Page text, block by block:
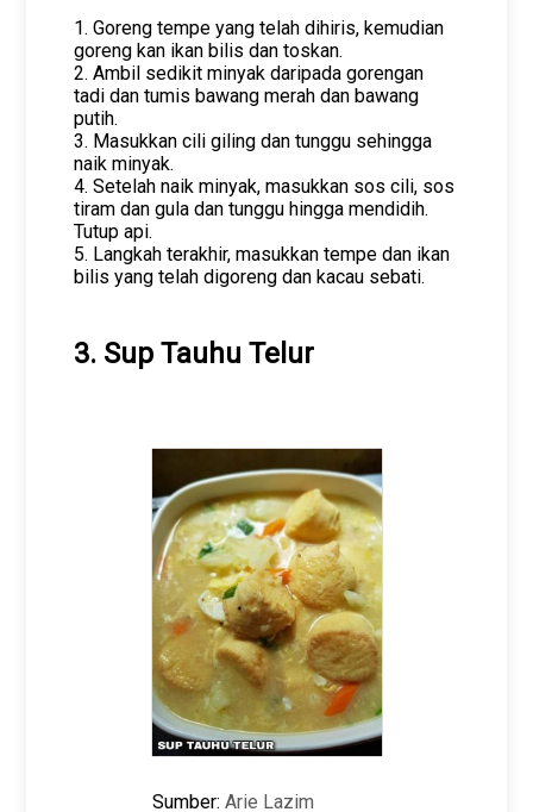
1. Goreng tempe yang telah dihiris, kemudian
goreng kan ikan bilis dan toskan.
2. Ambil sedikit minyak daripada gorengan
tadi dan tumis bawang merah dan bawang
putih.
3. Masukkan cili giling dan tunggu sehingga
naik minyak.
4. Setelah naik minyak, masukkan sos cili, sos
tiram dan gula dan tunggu hingga mendidih.
Tutup api.
5. Langkah terakhir, masukkan tempe dan ikan
bilis yang telah digoreng dan kacau sebati.
3. Sup Tauhu Telur
Sumber: Arie Lazim